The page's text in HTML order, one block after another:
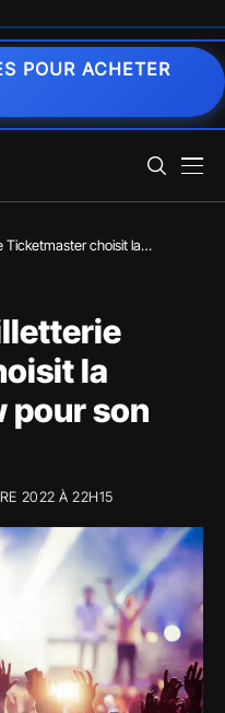
POUR ACHETER
Ticketmaster choisit la
la
pour son
2022 À 22H15